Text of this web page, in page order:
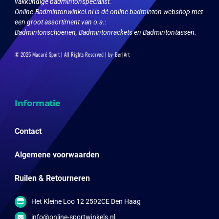
vakkundige badmintonspecialist.
Online-Badmintonwinkel.nl is dé online badminton webshop met
een groot assortiment van o.a.:
Badmintonschoenen, Badmintonrackets en Badmintontassen.
© 2025 Macaré Sport | All Rights Reserved | by:Ber|Art
Informatie
Contact
Algemene voorwaarden
Ruilen & Retourneren
Het Kleine Loo 12 2592CE Den Haag
info@online-sportwinkels.nl